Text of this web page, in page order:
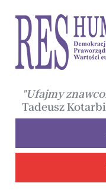
"Ufajmy
Tadeusz